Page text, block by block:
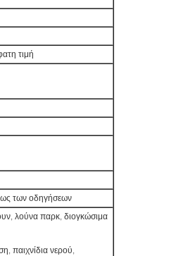
τιμή
των οδηγήσεων
λούνα παρκ, διογκώσιμα
παιχνίδια νερού,